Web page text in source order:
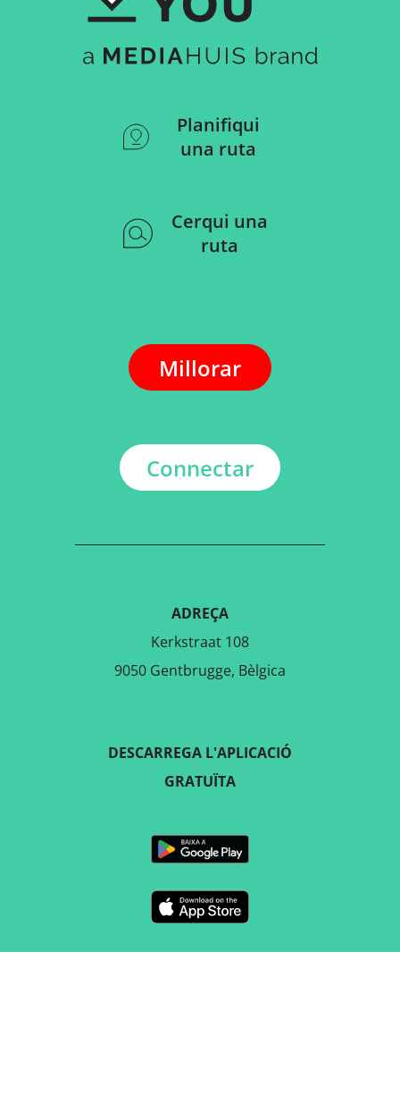
Planifiqui
una ruta
Cerqui una
ruta
Millorar
Connectar
ADREÇA
Kerkstraat 108
9050 Gentbrugge, Bèlgica
DESCARREGA L'APLICACIÓ
GRATUÏTA